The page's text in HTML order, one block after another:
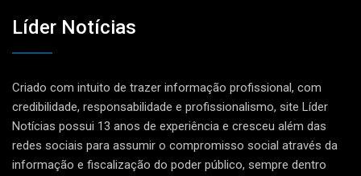
Líder Notícias
Criado com intuito de trazer informação profissional, com
credibilidade, responsabilidade e profissionalismo, site Líder
Notícias possui 13 anos de experiência e cresceu além das
redes sociais para assumir o compromisso social através da
informação e fiscalização do poder público, sempre dentro